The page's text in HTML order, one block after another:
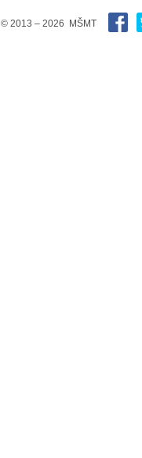
© 2013 – 2026 MŠMT